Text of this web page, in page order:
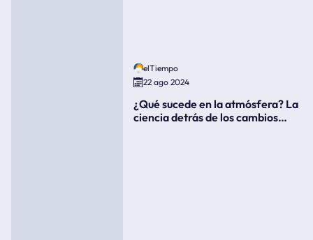
elTiempo
22 ago 2024
¿Qué sucede en la atmósfera? La
ciencia detrás de los cambios